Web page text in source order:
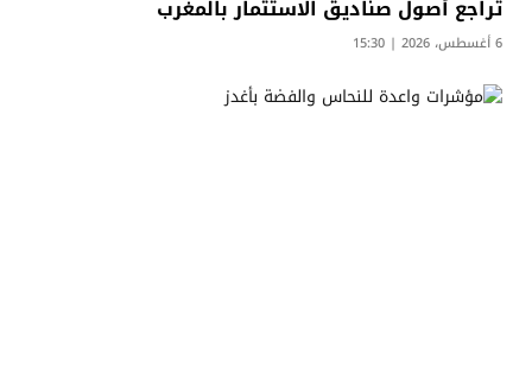
تراجع أصول صناديق الاستثمار بالمغرب
6 أغسطس، 2026 | 15:30